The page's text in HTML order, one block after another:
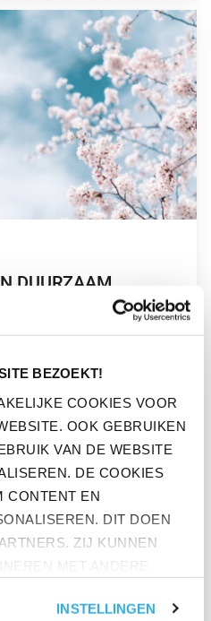
BEZOEKT!
COOKIES VOOR
OOK GEBRUIKEN
VAN DE WEBSITE
DE COOKIES
CONTENT EN
DIT DOEN
ZIJ KUNNEN
MET ALLE
INSTELLINGEN
DUURZAAM PENSIOEN”
DUURZAAM
PENSIOEN PAS ECHT
PENSIOEN